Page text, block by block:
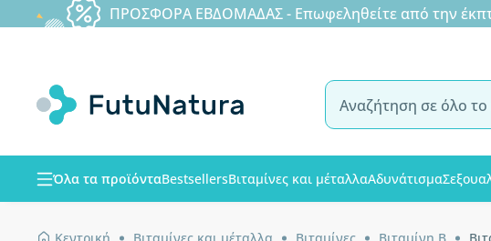
ΠΡΟΣΦΟΡΑ ΕΒΔΟΜΑΔΑΣ - Επωφεληθείτε από την
Όλα τα προϊόνταBestsellersΒιταμίνες και μέταλλαΑδυνάτισμα